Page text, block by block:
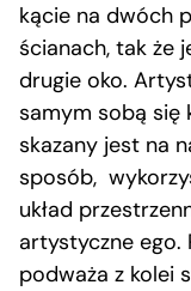
kącie na dwóch
ścianach, tak że
drugie oko.
samym sobą się
skazany jest na
sposób,
układ
artystyczne ego.
podważa z kolei